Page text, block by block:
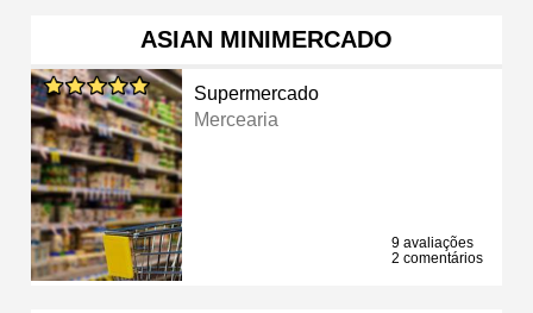
ASIAN MINIMERCADO
Supermercado
Mercearia
9 avaliações
2 comentários